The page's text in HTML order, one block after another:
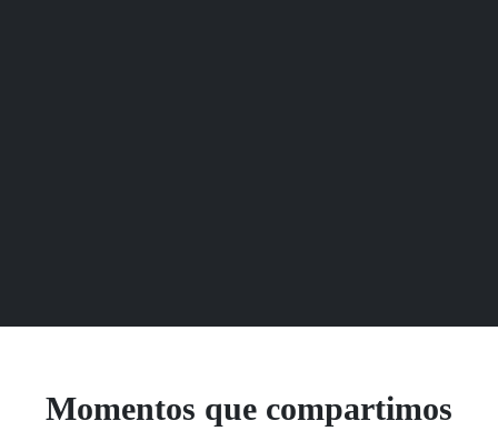
Momentos que compartimos